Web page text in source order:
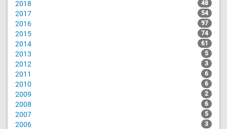
2018 48
2017 54
2016 97
2015 74
2014 61
2013 5
2012 3
2011 6
2010 6
2009 2
2008 6
2007 5
2006 3